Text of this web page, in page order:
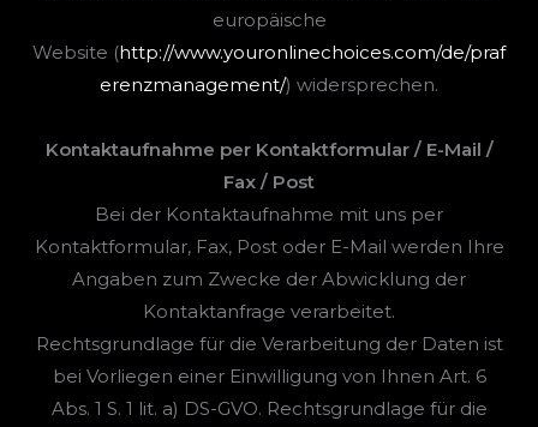
europäische
Website (http://www.youronlinechoices.com/de/praf
erenzmanagement/) widersprechen.
Kontaktaufnahme per Kontaktformular / E-Mail /
Fax / Post
Bei der Kontaktaufnahme mit uns per
Kontaktformular, Fax, Post oder E-Mail werden Ihre
Angaben zum Zwecke der Abwicklung der
Kontaktanfrage verarbeitet.
Rechtsgrundlage für die Verarbeitung der Daten ist
bei Vorliegen einer Einwilligung von Ihnen Art. 6
Abs. 1 S. 1 lit. a) DS-GVO. Rechtsgrundlage für die